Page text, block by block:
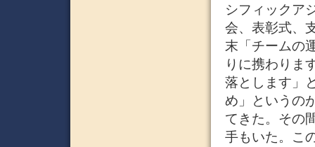
シフィックア
会、表彰式、
末「チームの
りに携わりま
落とします」
め」というの
てきた。その
手もいた。こ